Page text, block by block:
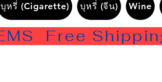
บุหรี่ (Cigarette) บุหรี่ (จีน) Wine